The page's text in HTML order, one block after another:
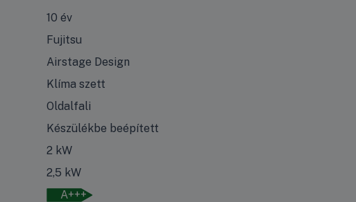
10 év
Fujitsu
Airstage Design
Klíma szett
Oldalfali
Készülékbe beépített
2 kW
2,5 kW
A+++